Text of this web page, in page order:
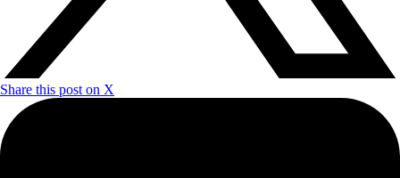
Share this post on X